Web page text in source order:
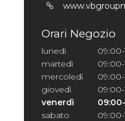
Orari Negozio
lunedì
martedì
mercoledì
giovedì
venerdì
sabato